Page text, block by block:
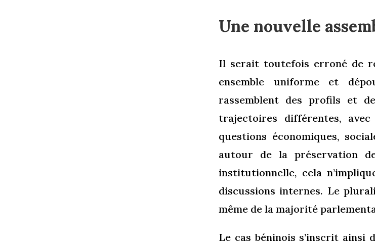
Une nouvelle
Il serait toutefois erroné de
ensemble uniforme et
rassemblent des profils et
trajectoires différentes,
questions économiques,
autour de la préservation
institutionnelle, cela
discussions internes. Le
même de la majorité
Le cas béninois s’inscrit ainsi